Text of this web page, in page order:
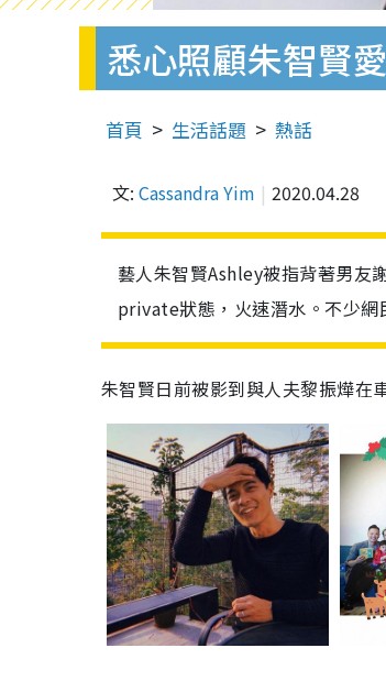
悉心照顧朱智賢
首頁 生活話題 熱話
文: Cassandra Yim 2020.04.28
藝人朱智賢Ashley被指背著男友
private狀態，火速潛水。不少網
朱智賢日前被影到與人夫黎振燁在